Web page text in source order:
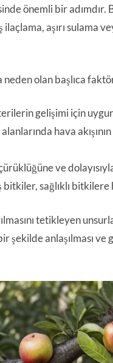
önemli bir adımdır.
ilaçlama, aşırı
olan başlıca
gelişimi için
hava
ve
sağlıklı bitkilere
tetikleyen
şekilde anlaşılması